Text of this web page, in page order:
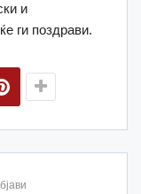
и
ги поздрави.